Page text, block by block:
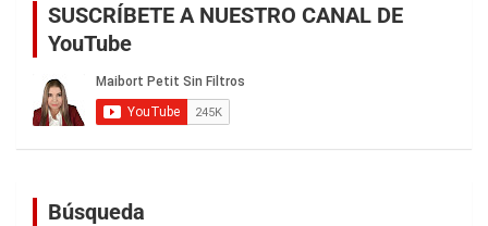
SUSCRÍBETE A NUESTRO CANAL DE
YouTube
Búsqueda